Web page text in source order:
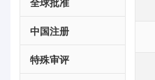
中国注册
特殊审评